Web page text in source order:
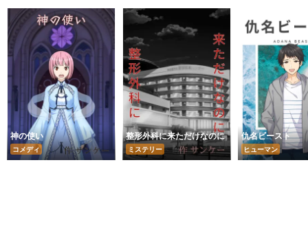
神の使い
コメディ
整形外科に来ただけなのに
ミステリー
仇名ビースト
ヒューマン